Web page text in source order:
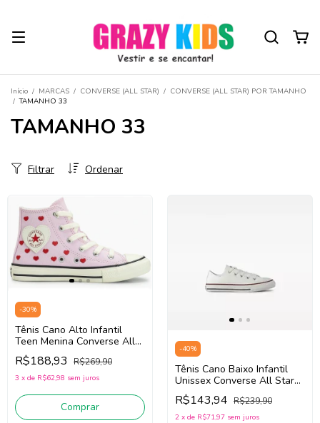
Início / MARCAS / CONVERSE (ALL STAR) / CONVERSE (ALL STAR) POR TAMANHO
/ TAMANHO 33
TAMANHO 33
Ordenar
Filtrar
-30%
Tênis Cano Alto Infantil
Teen Menina Converse All
Star CK1456/CK1454 (Rosa)
Tecido
R$188,93 R$269,90
3 x de R$62,98 sem juros
Comprar
-40%
Tênis Cano Baixo Infantil
Unissex Converse All Star
CK0420 (Branco) Couro
Sintético
R$143,94 R$239,90
2 x de R$71,97 sem juros